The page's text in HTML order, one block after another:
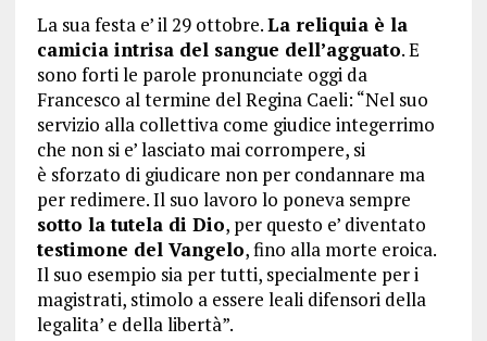
La sua festa e’ il 29 ottobre.La reliquia è la
camicia intrisa del sangue dell’agguato. E
sono forti le parole pronunciate oggi da
Francesco al termine del Regina Caeli: “Nel suo
servizio alla collettiva come giudice integerrimo
che non si e’ lasciato mai corrompere, si
è sforzato di giudicare non per condannare ma
per redimere. Il suo lavoro lo poneva sempre
sotto la tutela di Dio, per questo e’ diventato
testimone del Vangelo, fino alla morte eroica.
Il suo esempio sia per tutti, specialmente per i
magistrati, stimolo a essere leali difensori della
legalita’ e della libertà”.